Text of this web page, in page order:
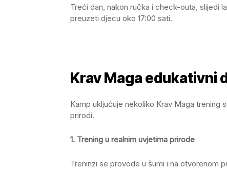
Treći dan, nakon ručka i check-outa, slijedi
preuzeti djecu oko 17:00 sati.
Krav Maga edukativni
Kamp uključuje nekoliko Krav Maga trening
prirodi.
1. Trening u realnim uvjetima prirode
Treninzi se provode u šumi i na otvorenom